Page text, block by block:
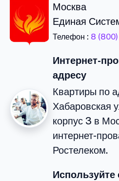
Москва
Единая
Телефон : 8
Интернет-
адресу
Квартиры по
Хабаровская
корпус 3 в
интернет-
Ростелеком.
Используйте